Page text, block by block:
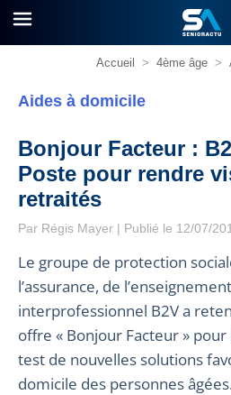
Accueil > 4ème âge >
Aides à domicile
Bonjour Facteur :
Poste pour rendre
retraités
Par Régis Mayer | Publié le 12/07/
Le groupe de protection
l’assurance, de
interprofessionnel B2V a
offre « Bonjour Facteur » pour
test de nouvelles solutions
domicile des personnes